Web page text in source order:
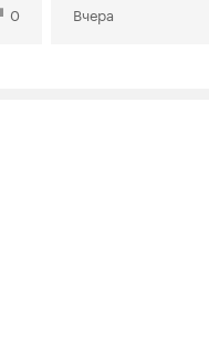
0 Вчера